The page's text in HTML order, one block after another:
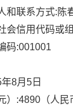
和联系方式: 陈
会信用代码或
码:001001
8月5日
）:4890 （人民